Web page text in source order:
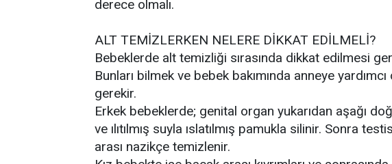
derece olmalı.
ALT TEMİZLERKEN NELERE DİKKAT EDİLMELİ?
Bebeklerde alt temizliği sırasında dikkat edilmesi
Bunları bilmek ve bebek bakımında anneye
gerekir.
Erkek bebeklerde; genital organ yukarıdan aşağı
ve ılıtılmış suyla ıslatılmış pamukla silinir. Sonra
arası nazikçe temizlenir.